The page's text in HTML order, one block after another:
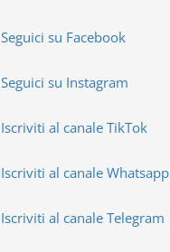
Seguici su Facebook
Seguici su Instagram
Iscriviti al canale TikTok
Iscriviti al canale Whatsapp
Iscriviti al canale Telegram